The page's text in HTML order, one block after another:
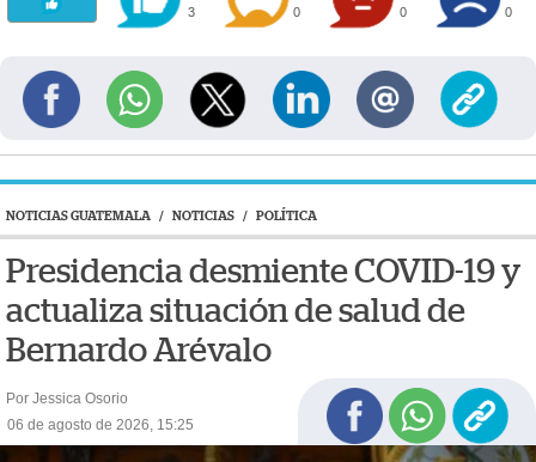
3 0 0 0
NOTICIAS GUATEMALA / NOTICIAS / POLÍTICA
Presidencia desmiente COVID-19 y
actualiza situación de salud de
Bernardo Arévalo
Por Jessica Osorio
06 de agosto de 2026, 15:25